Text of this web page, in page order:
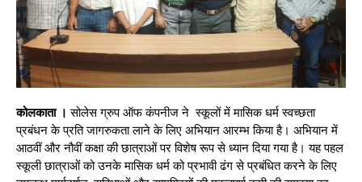
कोलकाता । सोलेस ग्रुप ऑफ कंपनीज ने स्कूलों में मासिक धर्म स्वच्छता
प्रबंधन के प्रति जागरुकता लाने के लिए अभियान आरम्भ किया है। अभियान में
आठवीं और नौवीं कक्षा की छात्राओं पर विशेष रूप से ध्यान दिया गया है। यह पहल
स्कूली छात्राओं को उनके मासिक धर्म को प्रभावी ढंग से प्रबंधित करने के लिए